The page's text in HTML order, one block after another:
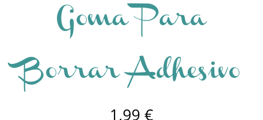
Goma Para
Borrar Adhesivo
1,99 €